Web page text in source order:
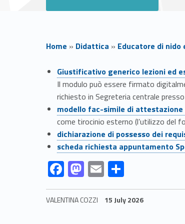
Home » Didattica » Educatore di nido
M
o
d
u
l
i
Giustificativo generico lezioni ed
Il modulo può essere firmato
richiesto in Segreteria centrale
modello fac-simile di attestazione
come tirocinio esterno (l’utilizzo del
Link identifier #identifier__30579-2
dichiarazione di possesso dei
Link identifier #identifier__73432-3
scheda richiesta appuntamento
Link identifier #identifier__111772-4
F
ac
e
Link identifier #identifier__199923-5 M
as
to
Link identifier #identifier__8042-6 E
m
ai
Link identifier #identifier__97934-7
h
ar
VALENTINA COZZI 15 July 2026